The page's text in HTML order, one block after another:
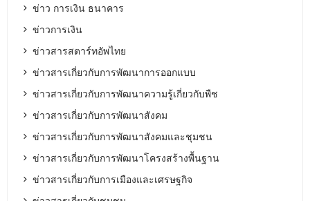
ข่าว การเงิน ธนาคาร
ข่าวการเงิน
ข่าวสารสตาร์ทอัพไทย
ข่าวสารเกี่ยวกับการพัฒนาการออกแบบ
ข่าวสารเกี่ยวกับการพัฒนาความรู้เกี่ยวกับพืช
ข่าวสารเกี่ยวกับการพัฒนาสังคม
ข่าวสารเกี่ยวกับการพัฒนาสังคมและชุมชน
ข่าวสารเกี่ยวกับการพัฒนาโครงสร้างพื้นฐาน
ข่าวสารเกี่ยวกับการเมืองและเศรษฐกิจ